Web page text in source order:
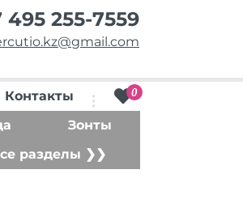
495 255-7559
Контакты 0
Зонты
разделы ❯❯